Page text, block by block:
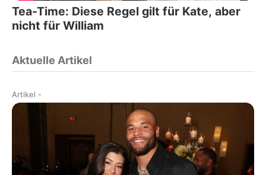
Tea-Time: Diese Regel gilt für Kate, aber
nicht für William
Aktuelle Artikel
Artikel -